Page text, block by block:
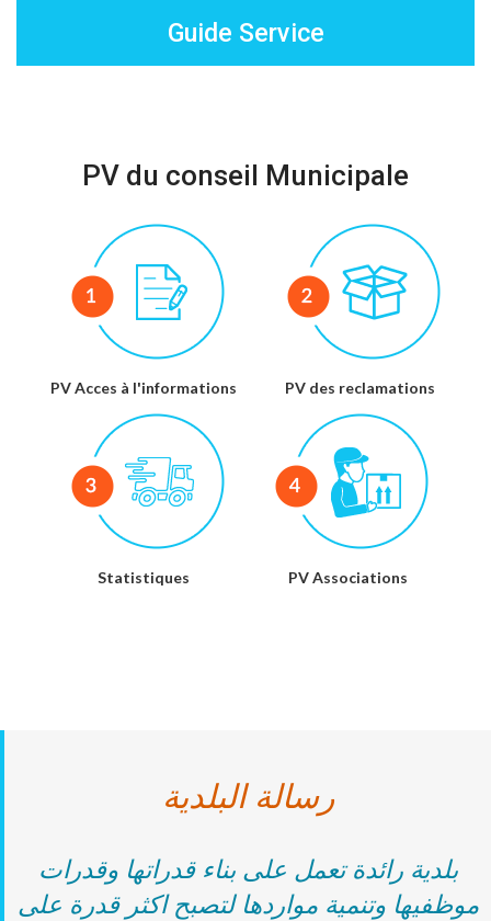
Guide Service
PV du conseil Municipale
PV Acces à l'informations PV des reclamations
Statistiques PV Associations
رسالة البلدية
بلدية رائدة تعمل على بناء قدراتها وقدرات
موظفيها وتنمية مواردها لتصبح اكثر قدرة على